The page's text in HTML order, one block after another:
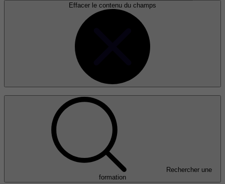
Effacer le contenu du champs
Rechercher une
formation